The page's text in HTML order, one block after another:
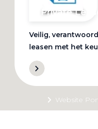
Private Lease
Website
Veilig,
leasen met het